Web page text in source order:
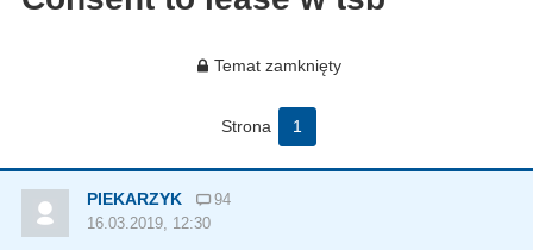
Temat zamknięty
Strona 1
PIEKARZYK
94
16.03.2019, 12:30